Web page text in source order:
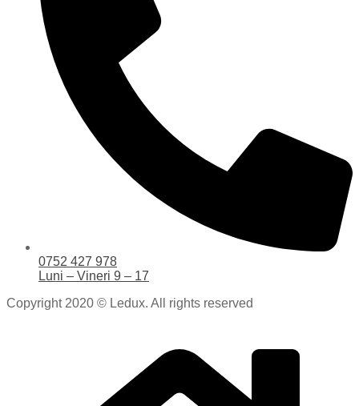
0752 427 978
Luni – Vineri 9 – 17
Copyright 2020 © Ledux. All rights reserved